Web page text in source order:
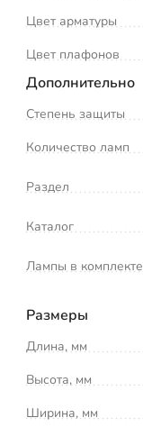
Цвет арматуры
Цвет плафонов
Дополнительно
Степень защиты
Количество ламп
Раздел
Каталог
Лампы в комплекте
Размеры
Длина, мм
Высота, мм
Ширина, мм